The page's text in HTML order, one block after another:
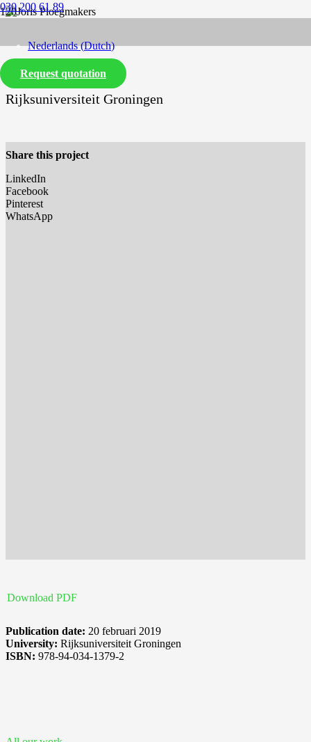
030 200 61 89
Nederlands(Dutch)
English
Request quotation
Rijksuniversiteit Groningen
Share this project
LinkedIn
Facebook
Pinterest
WhatsApp
Download PDF
Publication date: 20 februari 2019
University: Rijksuniversiteit Groningen
ISBN: 978-94-034-1379-2